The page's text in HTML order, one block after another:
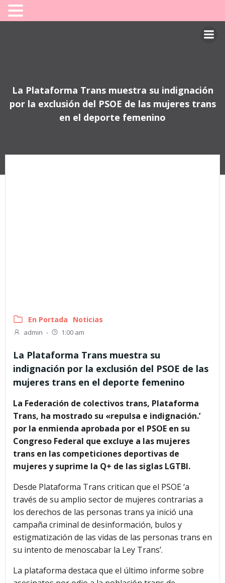
La Plataforma Trans muestra su indignación
por la exclusión del PSOE de las mujeres trans
en el deporte femenino
En Portada Noticias
admin - 1:00 am
La Plataforma Trans muestra su
indignación por la exclusión del PSOE de las
mujeres trans en el deporte femenino
La Federación de colectivos trans, Plataforma
Trans, ha mostrado su «repulsa e indignación.’
por la enmienda aprobada por el PSOE en su
Congreso Federal que excluye a las mujeres
trans en las competiciones deportivas de
mujeres y suprime la Q+ de las siglas LGTBI.
Desde Plataforma Trans critican que el PSOE ‘a
través de su amplio sector de mujeres contrarias a
los derechos de las personas trans ya inició una
campaña criminal de desinformación, bulos y
estigmatización de las vidas de las personas trans en
su intento de menoscabar la Ley Trans’.
La plataforma destaca que el último informe sobre